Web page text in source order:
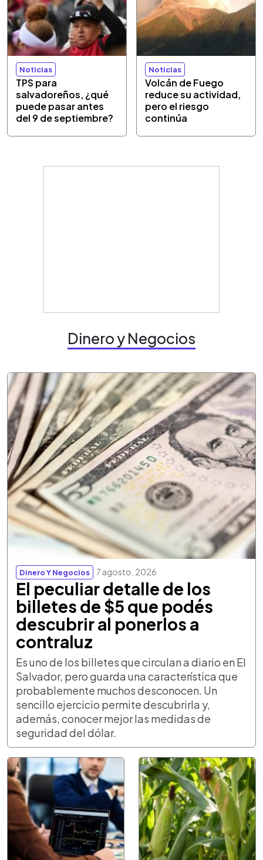
Noticias
TPS para
salvadoreños, ¿qué
puede pasar antes
del 9 de septiembre?
Noticias
Volcán de Fuego
reduce su actividad,
pero el riesgo
continúa
Dinero y Negocios
Dinero Y Negocios 7 agosto, 2026
El peculiar detalle de los
billetes de $5 que podés
descubrir al ponerlos a
contraluz
Es uno de los billetes que circulan a diario en El
Salvador, pero guarda una característica que
probablemente muchos desconocen. Un
sencillo ejercicio permite descubrirla y,
además, conocer mejor las medidas de
seguridad del dólar.